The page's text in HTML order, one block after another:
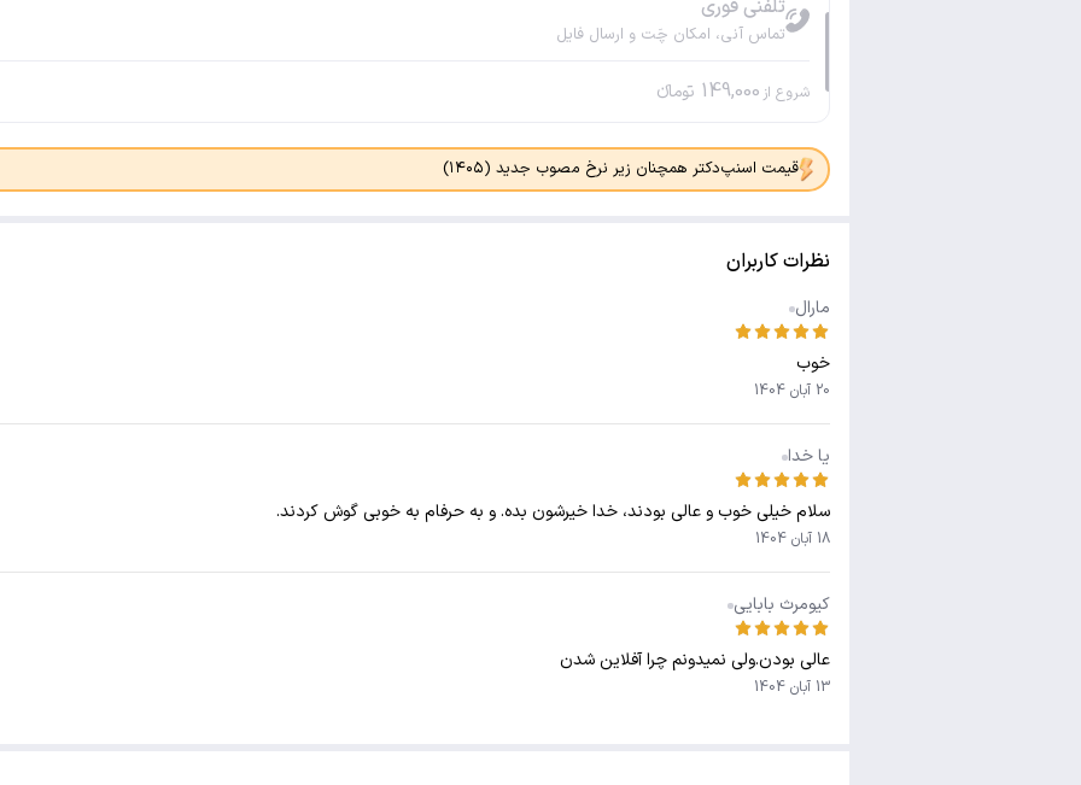
تلفنی فوری
تماس آنی، امکان چَت و ارسال فایل
شروع از 149,000 تومانء
قیمت اسنپ‌دکتر همچنان زیر نرخ مصوب جدید (۱۴۰۵)
نظرات کاربران
مارال
خوب
20 آبان 1404
یا خدا
سلام خیلی خوب و عالی بودند، خدا خیرشون بده. و به حرفام به خوبی گوش کردند.
18 آبان 1404
کیومرث بابایی
عالی بودن.ولی نمیدونم چرا آفلاین شدن
13 آبان 1404